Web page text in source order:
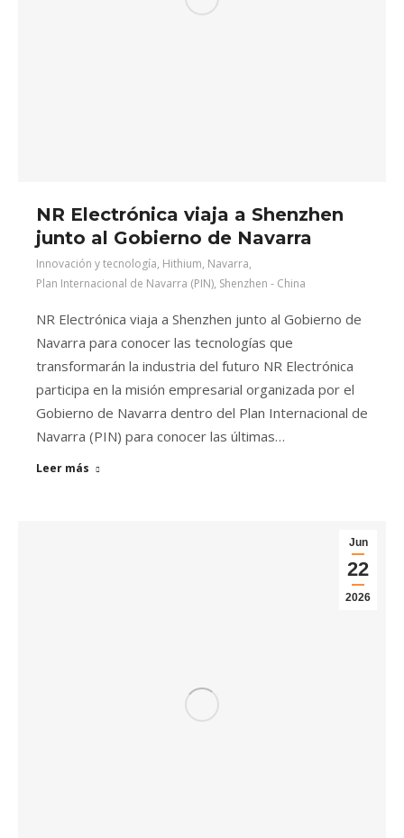
NR Electrónica viaja a Shenzhen
junto al Gobierno de Navarra
Innovación y tecnología, Hithium, Navarra,
Plan Internacional de Navarra (PIN), Shenzhen - China
NR Electrónica viaja a Shenzhen junto al Gobierno de
Navarra para conocer las tecnologías que
transformarán la industria del futuro NR Electrónica
participa en la misión empresarial organizada por el
Gobierno de Navarra dentro del Plan Internacional de
Navarra (PIN) para conocer las últimas…
Leer más
Jun
22
2026